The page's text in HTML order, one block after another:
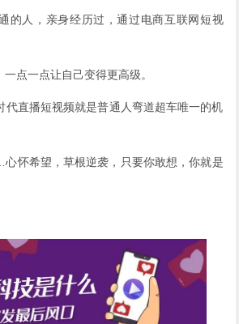
的人，亲身经历过，通过电商互联网短视
点一点让自己变得更高级。
代直播短视频就是普通人弯道超车唯一的机
怀希望，草根逆袭，只要你敢想，你就是